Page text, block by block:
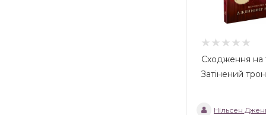
Сходження на
Затінений
Нільсен